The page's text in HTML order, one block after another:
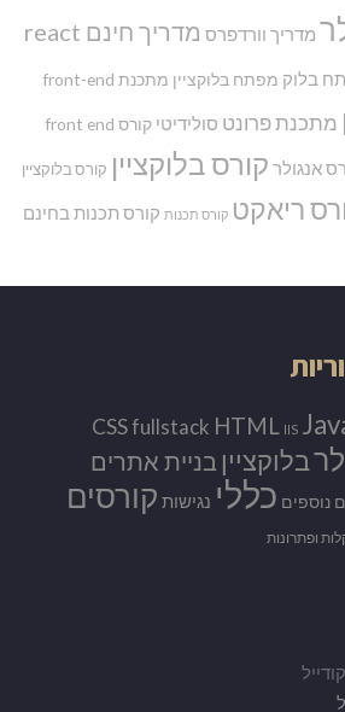
מדריך וורדפרס מדריך חינם react
בלוק מפתח בלוקציין מתכנת front-end
מתכנת פרונט סולידיטי קורס front end
אנגולר קורס בלוקציין קורס בלוקציין
ריאקט קורס תכנות קורס תכנות בחינם
CSSfullstack HTML IIS
בלוקציין בניית אתרים
נוספים כללי נגישות קורסים
ופתרונות